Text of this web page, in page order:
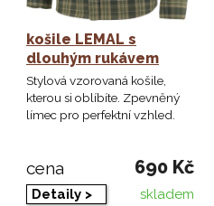
košile LEMAL s
dlouhým rukávem
Stylová vzorovaná košile,
kterou si oblíbíte. Zpevněný
límec pro perfektní vzhled.
cena 690 Kč
Detaily > skladem